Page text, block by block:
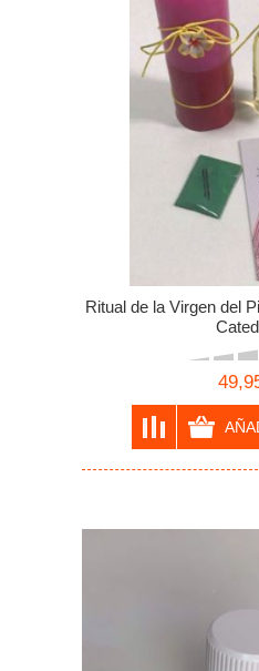
Ritual de la Virgen del